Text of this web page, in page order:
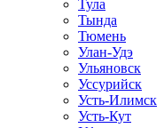
Тула
Тында
Тюмень
Улан-Удэ
Ульяновск
Уссурийск
Усть-Илимск
Усть-Кут